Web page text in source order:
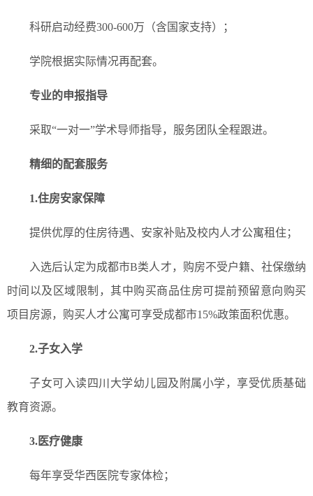
科研启动经费300-600万（含国家支持）；
学院根据实际情况再配套。
专业的申报指导
采取“一对一”学术导师指导，服务团队全程跟进。
精细的配套服务
1.住房安家保障
提供优厚的住房待遇、安家补贴及校内人才公寓租住；
入选后认定为成都市B类人才，购房不受户籍、社保缴纳
时间以及区域限制，其中购买商品住房可提前预留意向购买
项目房源，购买人才公寓可享受成都市15%政策面积优惠。
2.子女入学
子女可入读四川大学幼儿园及附属小学，享受优质基础
教育资源。
3.医疗健康
每年享受华西医院专家体检；